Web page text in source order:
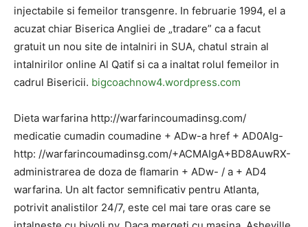
injectabile si femeilor transgenre. In februarie 1994, el a
acuzat chiar Biserica Angliei de „tradare” ca a facut
gratuit un nou site de intalniri in SUA, chatul strain al
intalnirilor online Al Qatif si ca a inaltat rolul femeilor in
cadrul Bisericii. bigcoachnow4.wordpress.com
Dieta warfarina http://warfarincoumadinsg.com/
medicatie cumadin coumadine + ADw-a href + AD0AIg-
http: //warfarincoumadinsg.com/+ACMAIgA+BD8AuwRX-
administrarea de doza de flamarin + ADw- / a + AD4
warfarina. Un alt factor semnificativ pentru Atlanta,
potrivit analistilor 24/7, este cel mai tare oras care se